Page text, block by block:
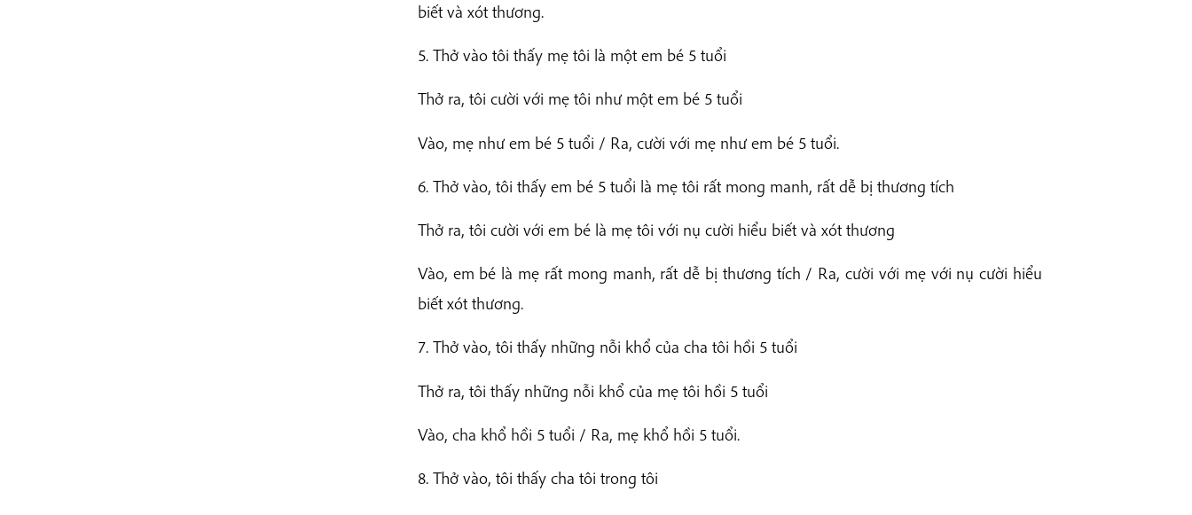
biết và xót thương.
5. Thở vào tôi thấy mẹ tôi là một em bé 5 tuổi
Thở ra, tôi cười với mẹ tôi như một em bé 5 tuổi
Vào, mẹ như em bé 5 tuổi / Ra, cười với mẹ như em bé 5 tuổi.
6. Thở vào, tôi thấy em bé 5 tuổi là mẹ tôi rất mong manh, rất dễ bị thương tích
Thở ra, tôi cười với em bé là mẹ tôi với nụ cười hiểu biết và xót thương
Vào, em bé là mẹ rất mong manh, rất dễ bị thương tích / Ra, cười với mẹ với nụ cười hiểu
biết xót thương.
7. Thở vào, tôi thấy những nỗi khổ của cha tôi hồi 5 tuổi
Thở ra, tôi thấy những nỗi khổ của mẹ tôi hồi 5 tuổi
Vào, cha khổ hồi 5 tuổi / Ra, mẹ khổ hồi 5 tuổi.
8. Thở vào, tôi thấy cha tôi trong tôi